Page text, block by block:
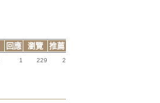
回應 瀏覽
推薦
1 229 2